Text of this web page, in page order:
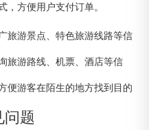
，方便用户支付订单。
旅游景点、特色旅游线路等信
旅游路线、机票、酒店等信
便游客在陌生的地方找到目的
问题